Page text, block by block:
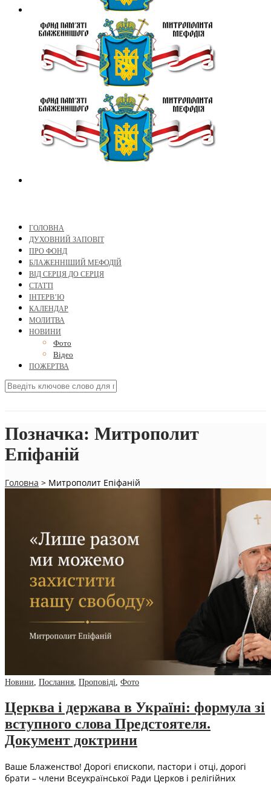
ГОЛОВНА
ДУХОВНИЙ ЗАПОВІТ
ПРО ФОНД
БЛАЖЕННІШИЙ МЕФОДІЙ
ВІД СЕРЦЯ ДО СЕРЦЯ
СТАТТІ
ІНТЕРВ’Ю
КАЛЕНДАР
МОЛИТВА
НОВИНИ
Фото
Відео
ПОЖЕРТВА
Позначка: Митрополит
Епіфаній
Головна > Митрополит Епіфаній
Новини, Послання, Проповіді, Фото
Церква і держава в Україні: формула зі
вступного слова Предстоятеля.
Документ доктрини
Ваше Блаженство! Дорогі єпископи, пастори і отці, дорогі
брати – члени Всеукраїнської Ради Церков і релігійних